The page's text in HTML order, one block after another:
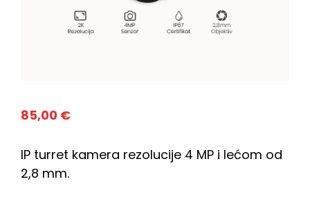
85,00 €
IP turret kamera rezolucije 4 MP i lećom od
2,8 mm.